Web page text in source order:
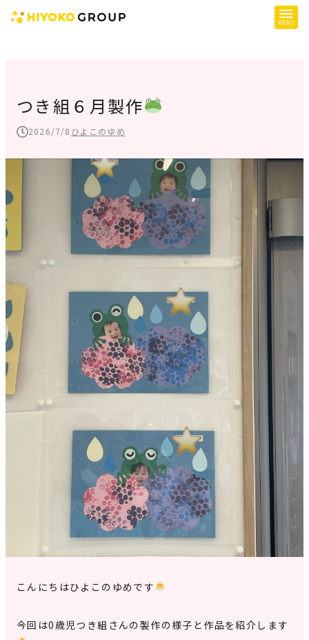
提供サービス
子育て支援
障がい児支援
障がい者支援
施設一覧
会社概要
お知らせ
採用情報
施設空き状況はこちら
見学申込・お問合せ
つき組６月製作
2026/7/8 ひよこのゆめ
こんにちはひよこのゆめです
今回は0歳児つき組さんの製作の様子と作品を紹介します